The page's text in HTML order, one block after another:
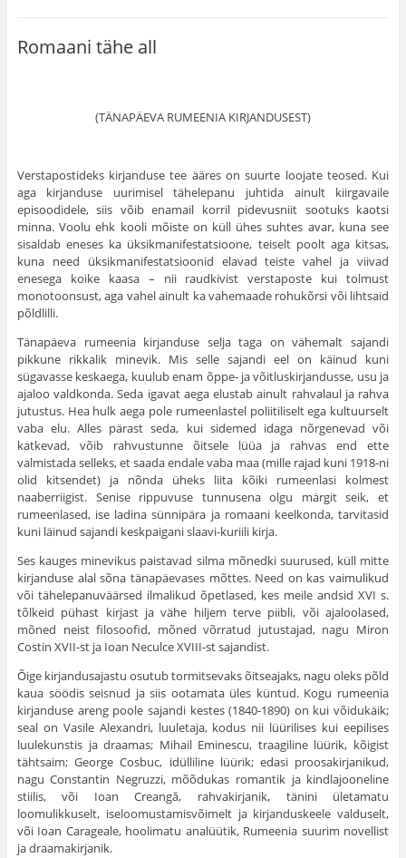
Romaani tähe all
(TÄNAPÄEVA RUMEENIA KIRJANDUSEST)
Verstapostideks kirjanduse tee ääres on suurte loojate teosed. Kui
aga kirjanduse uurimisel tähelepanu juhtida ainult kiirgavaile
episoodidele, siis võib enamail korril pidevusniit sootuks kaotsi
minna. Voolu ehk kooli mõiste on küll ühes suhtes avar, kuna see
sisaldab eneses ka üksikmanifestatsioone, teiselt poolt aga kitsas,
kuna need üksikmanifestatsioonid elavad teiste vahel ja viivad
enesega koike kaasa – nii raudkivist verstaposte kui tolmust
monotoonsust, aga vahel ainult ka vahemaade rohukõrsi või lihtsaid
põldlilli.
Tänapäeva rumeenia kirjanduse selja taga on vähemalt sajandi
pikkune rikkalik minevik. Mis selle sajandi eel on käinud kuni
sügavasse keskaega, kuulub enam õppe- ja võitluskirjandusse, usu ja
ajaloo valdkonda. Seda igavat aega elustab ainult rahvalaul ja rahva
jutustus. Hea hulk aega pole rumeenlastel poliitiliselt ega kultuurselt
vaba elu. Alles pärast seda, kui sidemed idaga nõrgenevad või
katkevad, võib rahvustunne õitsele lüüa ja rahvas end ette
valmistada selleks, et saada endale vaba maa (mille rajad kuni 1918-ni
olid kitsendet) ja nõnda üheks liita kõiki rumeenlasi kolmest
naaberriigist. Senise rippuvuse tunnusena olgu märgit seik, et
rumeenlased, ise ladina sünnipära ja romaani keelkonda, tarvitasid
kuni läinud sajandi keskpaigani slaavi-kuriili kirja.
Ses kauges minevikus paistavad silma mõnedki suurused, küll mitte
kirjanduse alal sõna tänapäevases mõttes. Need on kas vaimulikud
või tähelepanuväärsed ilmalikud õpetlased, kes meile andsid XVI s.
tõlkeid pühast kirjast ja vähe hiljem terve piibli, või ajaloolased,
mõned neist filosoofid, mõned võrratud jutustajad, nagu Miron
Costin XVII-st ja Ioan Neculce XVIII-st sajandist.
Õige kirjandusajastu osutub tormitsevaks õitseajaks, nagu oleks põld
kaua söödis seisnud ja siis ootamata üles küntud. Kogu rumeenia
kirjanduse areng poole sajandi kestes (1840-1890) on kui võidukäik;
seal on Vasile Alexandri, luuletaja, kodus nii lüürilises kui eepilises
luulekunstis ja draamas; Mihail Eminescu, traagiline lüürik, kõigist
tähtsaim; George Cosbuc, idülliline lüürik; edasi proosakirjanikud,
nagu Constantin Negruzzi, mõõdukas romantik ja kindlajooneline
stiilis, või Ioan Creangă, rahvakirjanik, tänini ületamatu
loomulikkuselt, iseloomustamisvõimelt ja kirjanduskeele valduselt,
või Ioan Carageale, hoolimatu analüütik, Rumeenia suurim novellist
ja draamakirjanik.